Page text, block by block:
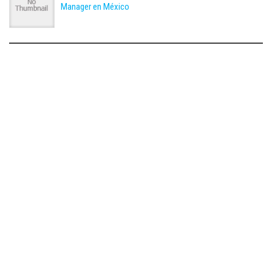
Manager en México